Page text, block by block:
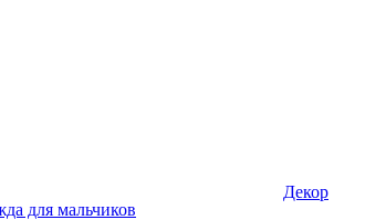
для мальчиков
Декор